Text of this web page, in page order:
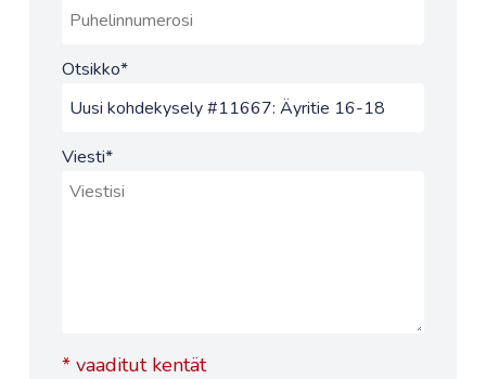
Otsikko*
Viesti*
*vaaditut kentät